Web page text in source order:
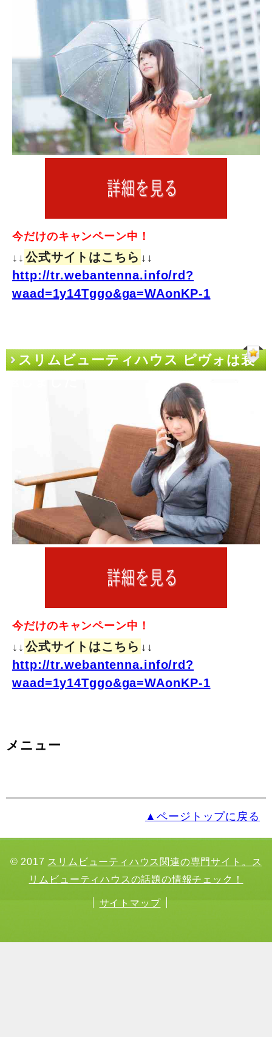
今だけのキャンペーン中！
↓↓ 公式サイトはこちら ↓↓
http://tr.webantenna.info/rd?
waad=1y14Tggo&ga=WAonKP-1
スリムビューティハウス ピヴォは衰
今だけのキャンペーン中！
↓↓ 公式サイトはこちら ↓↓
http://tr.webantenna.info/rd?
waad=1y14Tggo&ga=WAonKP-1
メニュー
▲ページトップに戻る
© 2017 スリムビューティハウス関連の専門サイト。ス
リムビューティハウスの話題の情報チェック！
サイトマップ